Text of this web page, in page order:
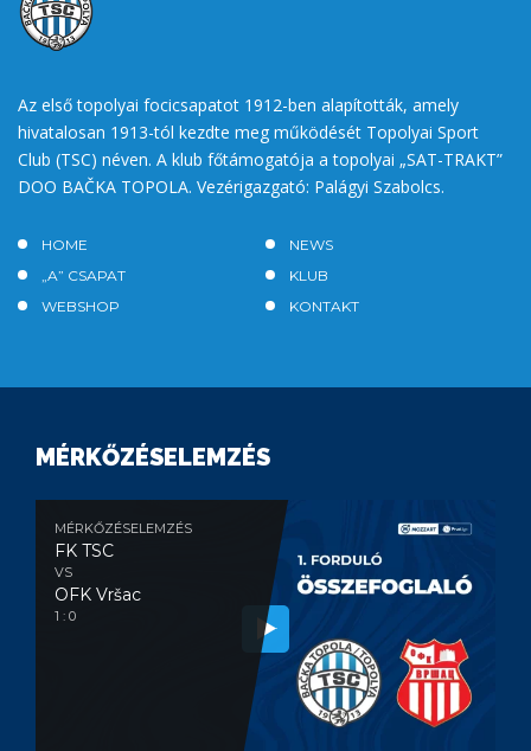
Az első topolyai focicsapatot 1912-ben alapították, amely
hivatalosan 1913-tól kezdte meg működését Topolyai Sport
Club (TSC) néven. A klub főtámogatója a topolyai „SAT-TRAKT”
DOO BAČKA TOPOLA. Vezérigazgató: Palágyi Szabolcs.
HOME
NEWS
„A” CSAPAT
KLUB
WEBSHOP
KONTAKT
MÉRKŐZÉSELEMZÉS
MÉRKŐZÉSELEMZÉS
FK TSC
VS
OFK Vršac
1 : 0